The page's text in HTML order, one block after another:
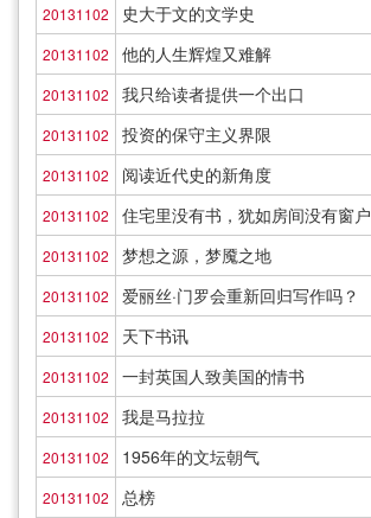
20131102 史大于文的文学史
20131102 他的人生辉煌又难解
20131102 我只给读者提供一个出口
20131102 投资的保守主义界限
20131102 阅读近代史的新角度
20131102 住宅里没有书，犹如房间没有窗户
20131102 梦想之源，梦魇之地
20131102 爱丽丝·门罗会重新回归写作吗？
20131102 天下书讯
20131102 一封英国人致美国的情书
20131102 我是马拉拉
20131102 1956年的文坛朝气
20131102 总榜